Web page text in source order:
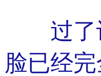
过了许
脸已经